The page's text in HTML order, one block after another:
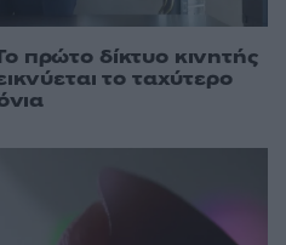
πρώτο δίκτυο κινητής
το ταχύτερο